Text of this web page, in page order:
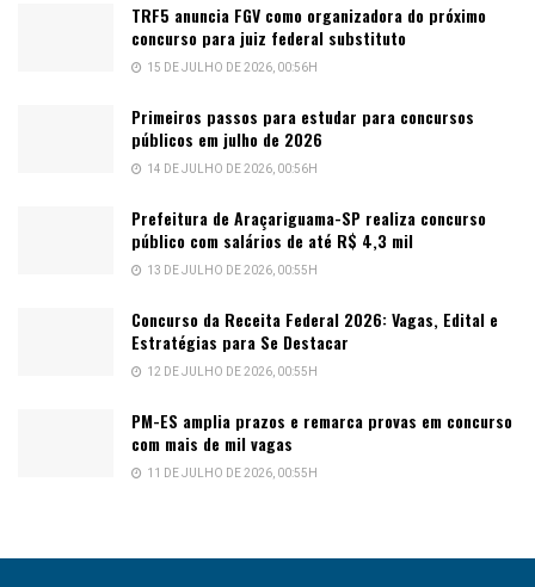
TRF5 anuncia FGV como organizadora do próximo
concurso para juiz federal substituto
15 DE JULHO DE 2026, 00:56H
Primeiros passos para estudar para concursos
públicos em julho de 2026
14 DE JULHO DE 2026, 00:56H
Prefeitura de Araçariguama-SP realiza concurso
público com salários de até R$ 4,3 mil
13 DE JULHO DE 2026, 00:55H
Concurso da Receita Federal 2026: Vagas, Edital e
Estratégias para Se Destacar
12 DE JULHO DE 2026, 00:55H
PM-ES amplia prazos e remarca provas em concurso
com mais de mil vagas
11 DE JULHO DE 2026, 00:55H